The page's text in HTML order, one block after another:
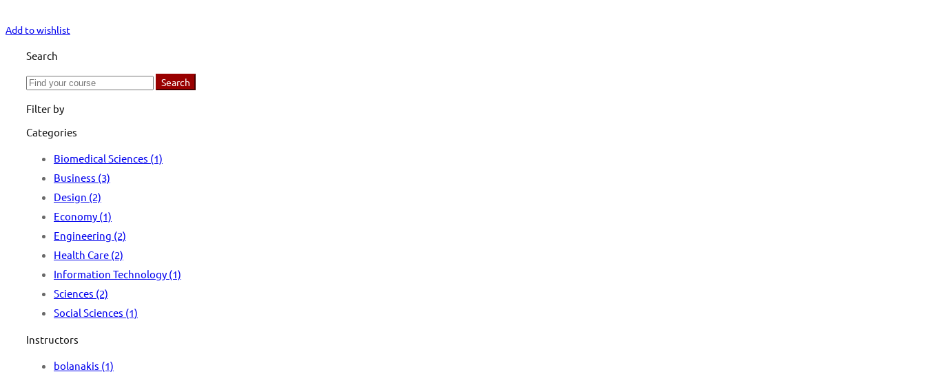
Add to wishlist
Search
Search
Search
Filter by
Categories
Biomedical Sciences (1)
Business (3)
Design (2)
Economy (1)
Engineering (2)
Health Care (2)
Information Technology (1)
Sciences (2)
Social Sciences (1)
Instructors
bolanakis (1)